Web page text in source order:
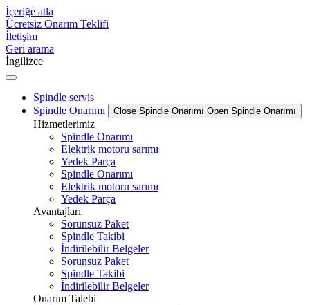
İçeriğe atla
Ücretsiz Onarım Teklifi
İletişim
Geri arama
İngilizce
Spindle servis
Spindle Onarımı
Close Spindle Onarımı Open Spindle Onarımı
Hizmetlerimiz
Spindle Onarımı
Elektrik motoru sarımı
Yedek Parça
Spindle Onarımı
Elektrik motoru sarımı
Yedek Parça
Avantajları
Sorunsuz Paket
Spindle Takibi
İndirilebilir Belgeler
Sorunsuz Paket
Spindle Takibi
İndirilebilir Belgeler
Onarım Talebi